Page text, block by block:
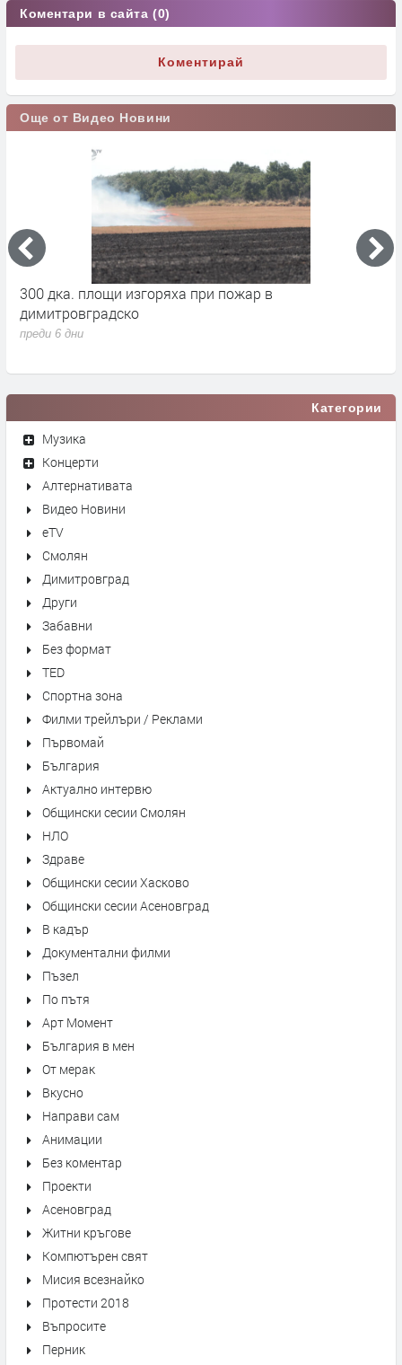
Коментари в сайта (0)
Коментирай
Още от Видео Новини
300 дка. площи изгоряха при пожар в
димитровградско
преди 6 дни
Категории
Музика
Концерти
Алтернативата
Видео Новини
eTV
Смолян
Димитровград
Други
Забавни
Без формат
TED
Спортна зона
Филми трейлъри / Реклами
Първомай
България
Актуално интервю
Общински сесии Смолян
НЛО
Здраве
Общински сесии Хасково
Общински сесии Асеновград
В кадър
Документални филми
Пъзел
По пътя
Арт Момент
България в мен
От мерак
Вкусно
Направи сам
Анимации
Без коментар
Проекти
Асеновград
Житни кръгове
Компютърен свят
Мисия всезнайко
Протести 2018
Въпросите
Перник